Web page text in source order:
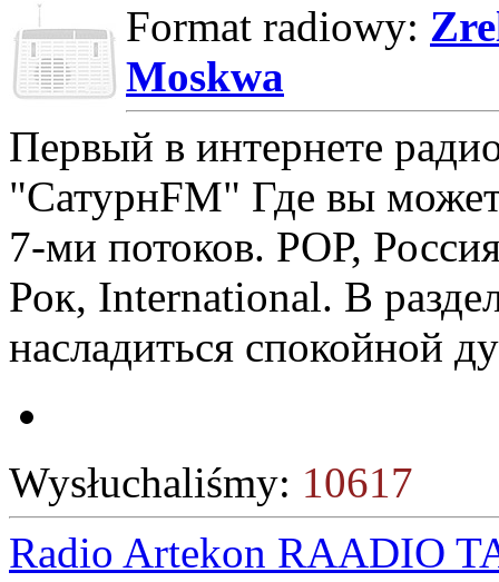
Format radiowy:
Moskwa
Первый в интернете
"СатурнFM" Где вы
7-ми потоков. РОР,
Рок, International. В
насладиться спокойной
Wysłuchaliśmy: 10617
Radio Artekon RAADIO